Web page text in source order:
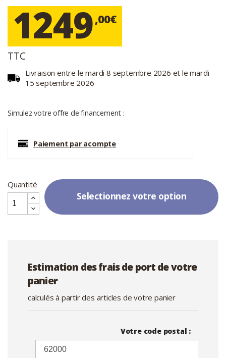
1249,00€
TTC
Livraison entre le mardi 8 septembre 2026 et le mardi
15 septembre 2026
Simulez votre offre de financement :
Paiement par acompte
Quantité
Selectionnez votre option
Estimation des frais de port de votre
panier
calculés à partir des articles de votre panier
Votre code postal :